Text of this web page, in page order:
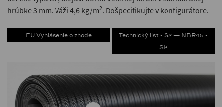
hrúbke 3 mm. Váži 4,6 kg/m2. Došpecifikujte v konfigurátore.
EU Vyhlásenie o zhode
Technický list - S2 — NBR45 -
SK